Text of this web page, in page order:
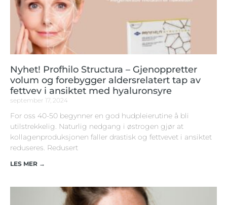
Nyhet! Profhilo Structura – Gjenoppretter
volum og forebygger aldersrelatert tap av
fettvev i ansiktet med hyaluronsyre
september 17, 2024
For oss 40-50 begynner en god hudpleierutine å bli
utilstrekkelig. Naturlig nedgang i østrogen gjør at
kollagenproduksjonen faller drastisk og fettvevet i ansiktet
reduseres. Redusert
LES MER →